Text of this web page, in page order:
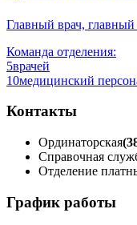
Главный врач,
Команда отделения:
5врачей
10медицинский
Контакты
Ординаторская
Справочная
Отделение
График работы